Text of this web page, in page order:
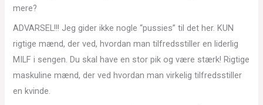
mere?
ADVARSEL!!! Jeg gider ikke nogle “pussies” til det her. KUN
rigtige mænd, der ved, hvordan man tilfredsstiller en liderlig
MILF i sengen. Du skal have en stor pik og være stærk! Rigtige
maskuline mænd, der ved hvordan man virkelig tilfredsstiller
en kvinde.